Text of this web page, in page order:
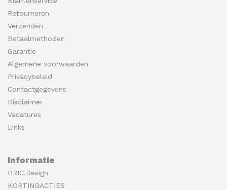
Retourneren
Verzenden
Betaalmethoden
Garantie
Algemene voorwaarden
Privacybeleid
Contactgegevens
Disclaimer
Vacatures
Links
Informatie
BRIC.Design
KORTINGACTIES